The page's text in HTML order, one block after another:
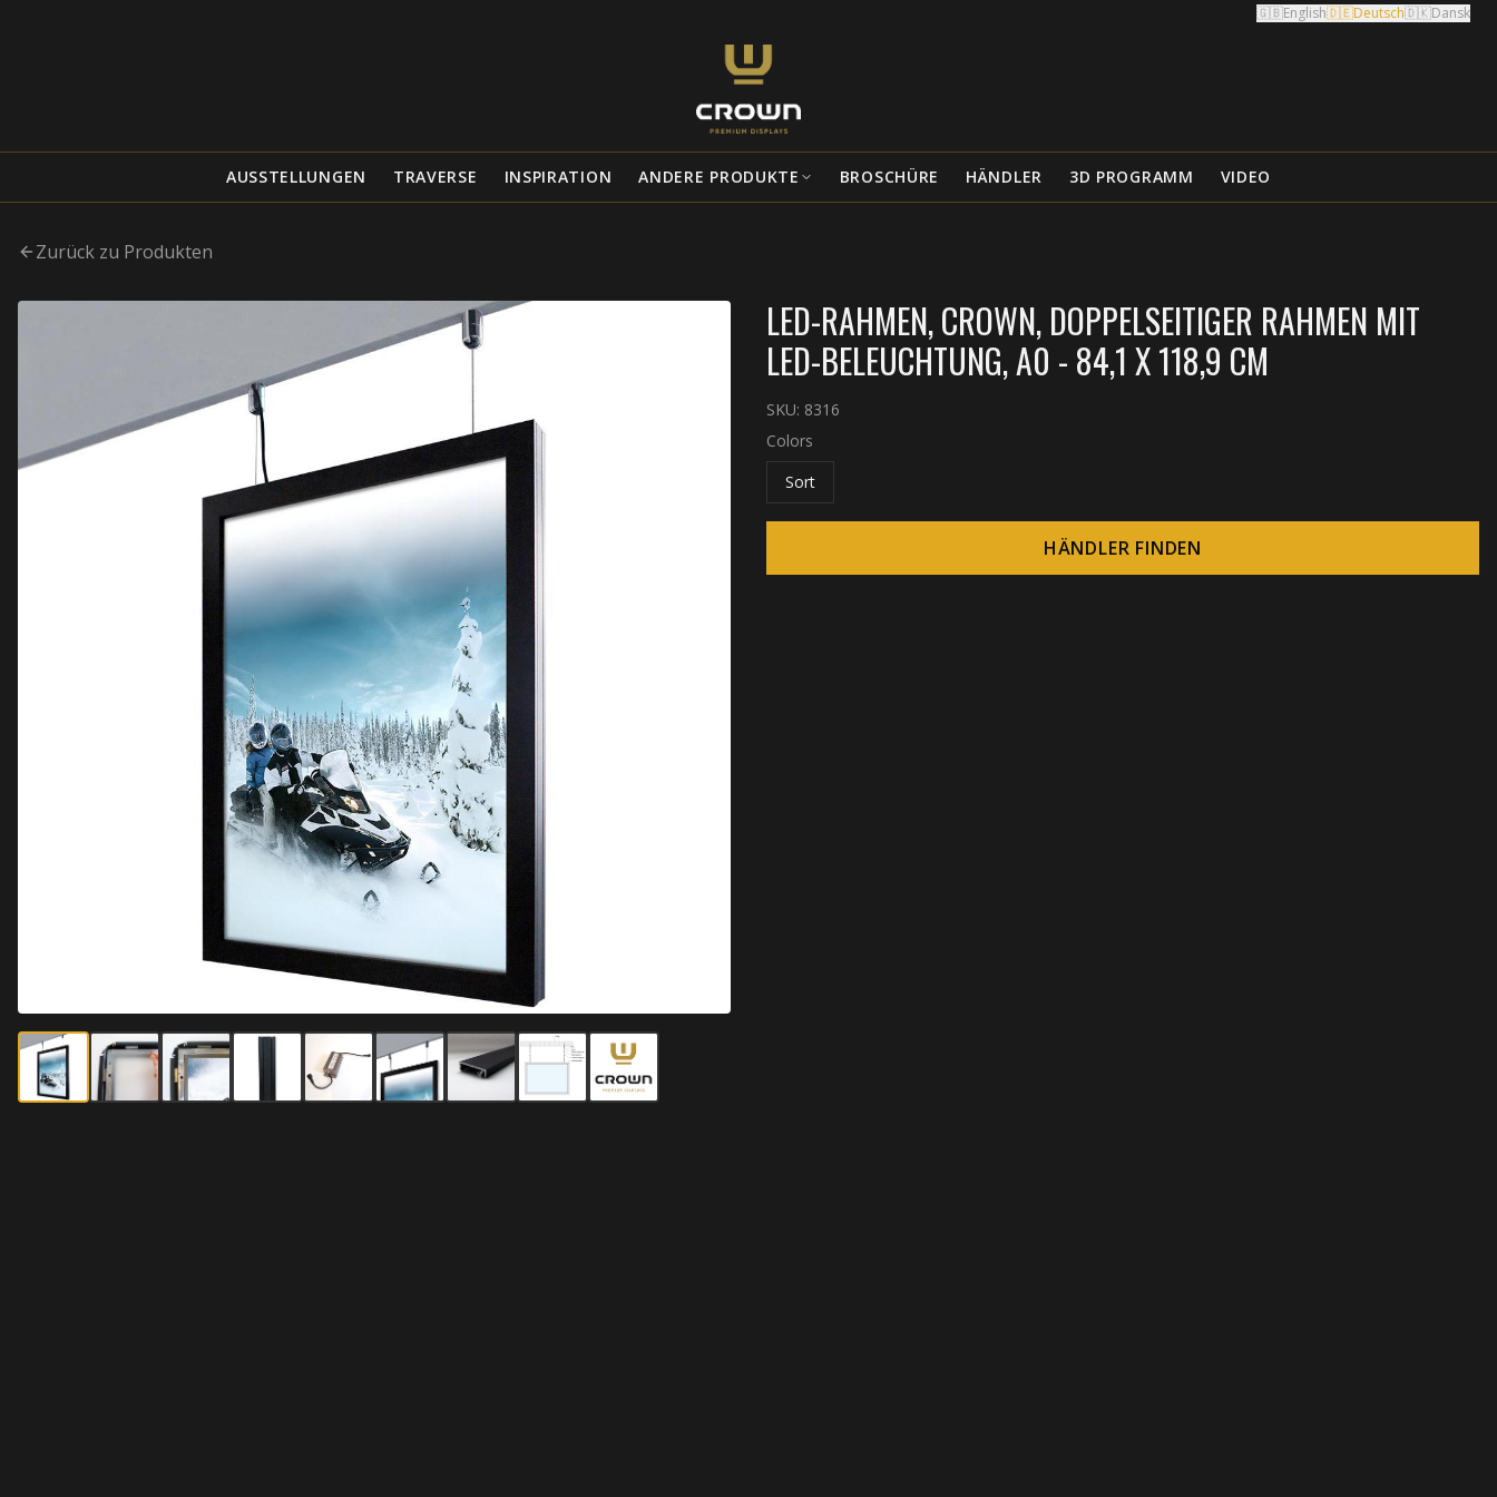
🇬🇧English🇩🇪Deutsch🇩🇰Dansk
AUSSTELLUNGEN TRAVERSE INSPIRATION ANDERE PRODUKTE BROSCHÜRE HÄNDLER 3D PROGRAMM VIDEO
Zurück zu Produkten
LED-RAHMEN, CROWN, DOPPELSEITIGER RAHMEN MIT
LED-BELEUCHTUNG, A0 - 84,1 X 118,9 CM
SKU: 8316
Colors
Sort
HÄNDLER FINDEN